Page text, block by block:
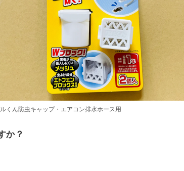
くん防虫キャップ・エアコン排水ホース用
か？